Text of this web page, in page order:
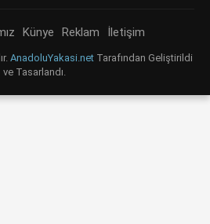
Künye Reklam İletişim
AnadoluYakasi.net Tarafından Geliştirildi
ve Tasarlandı.